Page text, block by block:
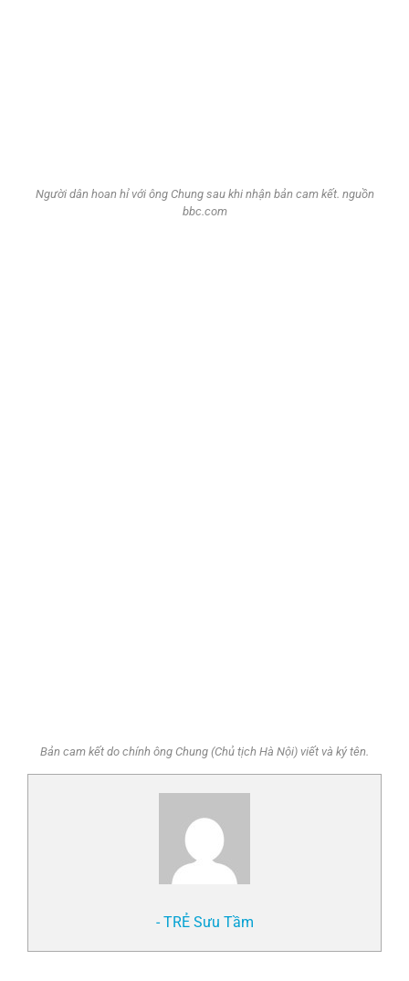
Người dân hoan hỉ với ông Chung sau khi nhận bản cam kết. nguồn
bbc.com
Bản cam kết do chính ông Chung (Chủ tịch Hà Nội) viết và ký tên.
- TRẺ Sưu Tầm